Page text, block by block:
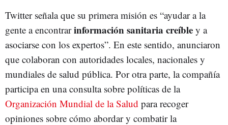
Twitter señala que su primera misión es “ayudar a la
gente a encontrarinformación sanitaria creíble y a
asociarse con los expertos”. En este sentido, anunciaron
que colaboran con autoridades locales, nacionales y
mundiales de salud pública. Por otra parte, la compañía
participa en una consulta sobre políticas de la
Organización Mundial de la Salud para recoger
opiniones sobre cómo abordar y combatir la